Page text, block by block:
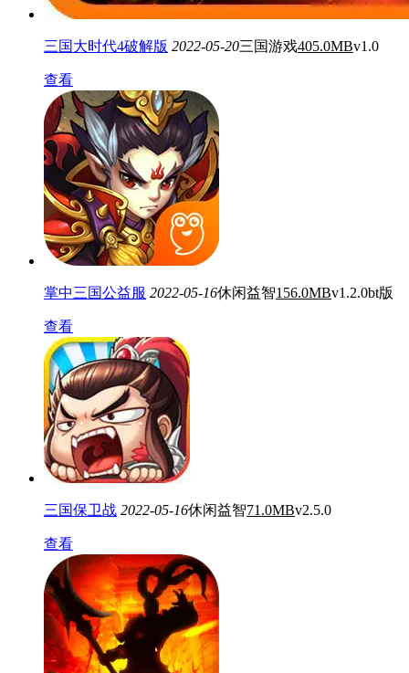
三国大时代4破解版 2022-05-20三国游戏405.0MBv1.0
查看
掌中三国公益服 2022-05-16休闲益智156.0MBv1.2.0bt版
查看
三国保卫战 2022-05-16休闲益智71.0MBv2.5.0
查看